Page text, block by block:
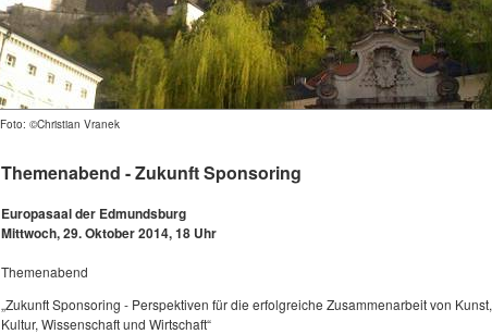
Foto: ©Christian Vranek
Themenabend - Zukunft Sponsoring
Europasaal der Edmundsburg
Mittwoch, 29. Oktober 2014, 18 Uhr
Themenabend
„Zukunft Sponsoring - Perspektiven für die erfolgreiche Zusammenarbeit von Kunst,
Kultur, Wissenschaft und Wirtschaft“